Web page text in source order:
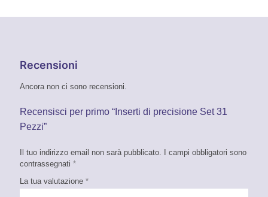
Recensioni
Ancora non ci sono recensioni.
Recensisci per primo “Inserti di precisione Set 31
Pezzi”
Il tuo indirizzo email non sarà pubblicato.
I campi obbligatori sono
contrassegnati *
La tua valutazione *